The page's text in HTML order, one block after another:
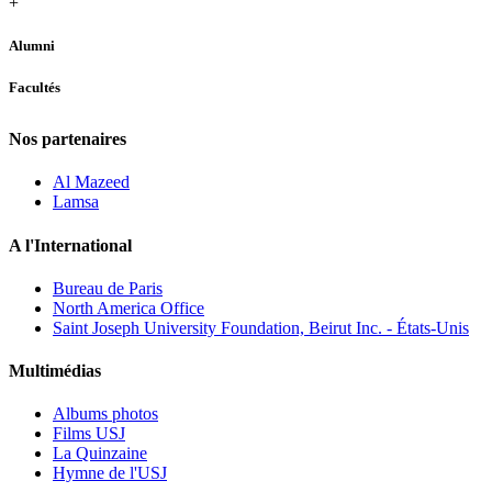
Alumni
Facultés
Nos partenaires
Al Mazeed
Lamsa
A l'International
Bureau de Paris
North America Office
Saint Joseph University Foundation, Beirut Inc. - États-Unis
Multimédias
Albums photos
Films USJ
La Quinzaine
Hymne de l'USJ